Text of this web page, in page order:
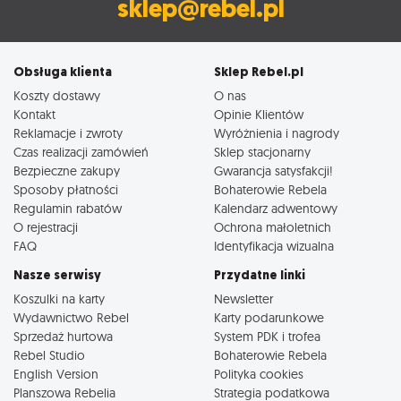
sklep@rebel.pl
Obsługa klienta
Koszty dostawy
Kontakt
Reklamacje i zwroty
Czas realizacji zamówień
Bezpieczne zakupy
Sposoby płatności
Regulamin rabatów
O rejestracji
FAQ
Sklep Rebel.pl
O nas
Opinie Klientów
Wyróżnienia i nagrody
Sklep stacjonarny
Gwarancja satysfakcji!
Bohaterowie Rebela
Kalendarz adwentowy
Ochrona małoletnich
Identyfikacja wizualna
Nasze serwisy
Koszulki na karty
Wydawnictwo Rebel
Sprzedaż hurtowa
Rebel Studio
English Version
Planszowa Rebelia
Przydatne linki
Newsletter
Karty podarunkowe
System PDK i trofea
Bohaterowie Rebela
Polityka cookies
Strategia podatkowa